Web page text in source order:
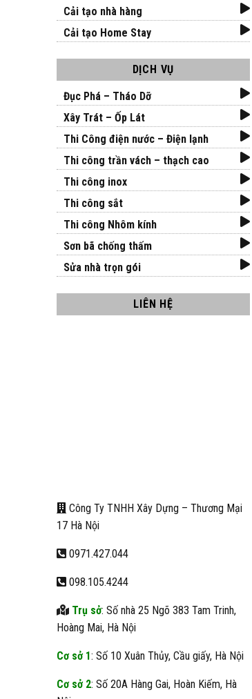
Cải tạo nhà hàng
Cải tạo Home Stay
DỊCH VỤ
Đục Phá – Tháo Dỡ
Xây Trát – Ốp Lát
Thi Công điện nước – Điện lạnh
Thi công trần vách – thạch cao
Thi công inox
Thi công sắt
Thi công Nhôm kính
Sơn bã chống thấm
Sửa nhà trọn gói
LIÊN HỆ
Công Ty TNHH Xây Dựng – Thương Mại
17 Hà Nội
0971.427.044
098.105.4244
Trụ sở: Số nhà 25 Ngõ 383 Tam Trinh,
Hoàng Mai, Hà Nội
Cơ sở 1: Số 10 Xuân Thủy, Cầu giấy, Hà Nội
Cơ sở 2: Số 20A Hàng Gai, Hoàn Kiếm, Hà